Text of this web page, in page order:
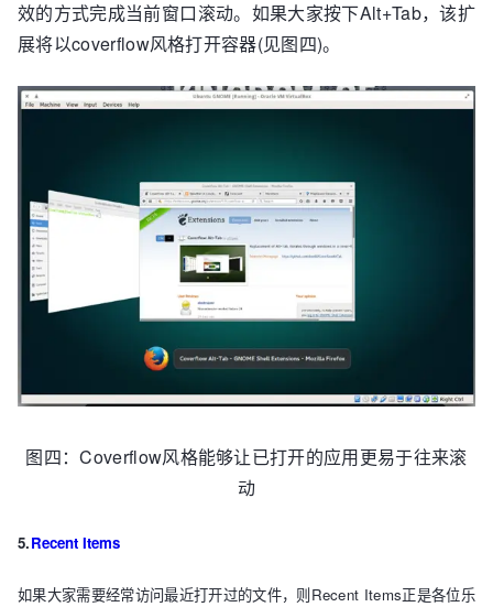
效的方式完成当前窗口滚动。如果大家按下Alt+Tab，该扩
展将以coverflow风格打开容器(见图四)。
图四：Coverflow风格能够让已打开的应用更易于往来滚
动
5.Recent Items
如果大家需要经常访问最近打开过的文件，则Recent Items正是各位乐